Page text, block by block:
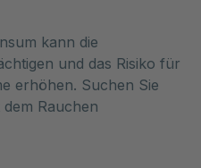
kann die
und das Risiko für
erhöhen. Suchen Sie
Rauchen